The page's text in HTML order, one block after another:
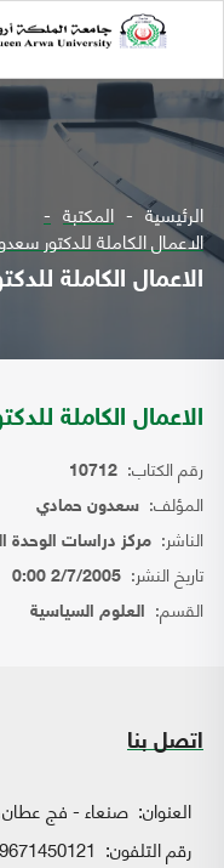
الرئيسية المكتبة
الاعمال الكاملة للدكتور
الاعمال الكاملة
الاعمال الكاملة
رقم الكتاب: 10712
المؤلف: سعدون حمادي
الناشر: مركز دراسات الوحدة
تاريخ النشر: 2/7/2005 0:00
القسم: العلوم السياسية
اتصل بنا
العنوان: صنعاء - فج
رقم التلفون: 9671450121